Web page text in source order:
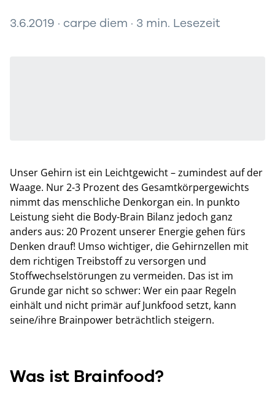
3.6.2019 · carpe diem · 3 min. Lesezeit
Unser Gehirn ist ein Leichtgewicht – zumindest auf der
Waage. Nur 2-3 Prozent des Gesamtkörpergewichts
nimmt das menschliche Denkorgan ein. In punkto
Leistung sieht die Body-Brain Bilanz jedoch ganz
anders aus: 20 Prozent unserer Energie gehen fürs
Denken drauf! Umso wichtiger, die Gehirnzellen mit
dem richtigen Treibstoff zu versorgen und
Stoffwechselstörungen zu vermeiden. Das ist im
Grunde gar nicht so schwer: Wer ein paar Regeln
einhält und nicht primär auf Junkfood setzt, kann
seine/ihre Brainpower beträchtlich steigern.
Was ist Brainfood?